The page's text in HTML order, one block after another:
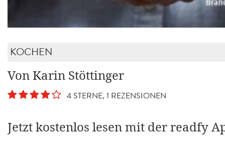
KOCHEN
Von Karin Stöttinger
4 STERNE, 1 REZENSIONEN
Jetzt kostenlos lesen mit der readfy